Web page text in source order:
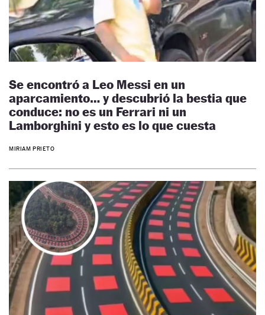
Se encontró a Leo Messi en un
aparcamiento… y descubrió la bestia que
conduce: no es un Ferrari ni un
Lamborghini y esto es lo que cuesta
MIRIAM PRIETO